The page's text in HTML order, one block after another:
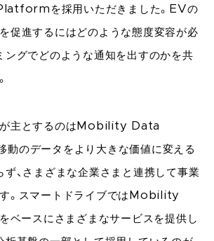
を採用いただきました。EVの
促進するにはどのような態度変容が必
ングでどのような通知を出すのかを共
が主とするのはMobility Data
のデータをより大きな価値に変える
ず、さまざまな企業さまと連携して事業
。スマートドライブではMobility
ースにさまざまなサービスを提供し